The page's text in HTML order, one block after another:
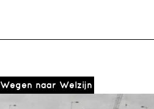
Wegen naar Welzijn